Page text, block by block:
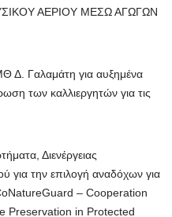
ΑΕΡΙΟΥ ΜΕΣΩ ΑΓΩΓΩΝ
Δ. Γαλαμάτη για αυξημένα
των καλλιεργητών για τις
Διενέργειας
για την επιλογή αναδόχων για
– Cooperation
Preservation in Protected